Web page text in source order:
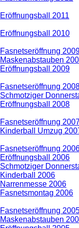
Eröffnungsball 2011
Eröffnungsball 2010
Fasnetseröffnung
Maskenabstauben
Eröffnungsball 2009
Fasnetseröffnung
Schmotziger
Eröffnungsball 2008
Fasnetseröffnung
Kinderball Umzug
Fasnetseröffnung
Eröffnungsball 2006
Schmotziger
Kinderball 2006
Narrenmesse 2006
Fasnetsmontag 2006
Fasnetseröffnung
Maskenabstauben